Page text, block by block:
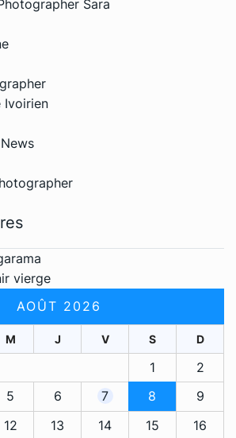
Sara
Ivoirien
vierge
AOÛT 2026
M J V S D
1
2
5 6 7 8
9
12 13 14 15
16